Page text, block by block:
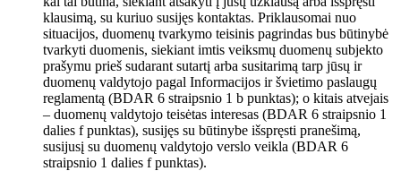
klausimą, su kuriuo susijęs kontaktas. Priklausomai nuo
situacijos, duomenų tvarkymo teisinis pagrindas bus būtinybė
tvarkyti duomenis, siekiant imtis veiksmų duomenų subjekto
prašymu prieš sudarant sutartį arba susitarimą tarp jūsų ir
duomenų valdytojo pagal Informacijos ir švietimo paslaugų
reglamentą (BDAR 6 straipsnio 1 b punktas); o kitais atvejais
– duomenų valdytojo teisėtas interesas (BDAR 6 straipsnio 1
dalies f punktas), susijęs su būtinybe išspręsti pranešimą,
susijusį su duomenų valdytojo verslo veikla (BDAR 6
straipsnio 1 dalies f punktas).